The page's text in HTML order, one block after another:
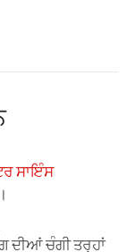
ਸਾਇੰਸ
ਦੀਆਂ ਚੰਗੀ ਤਰ੍ਹਾਂ